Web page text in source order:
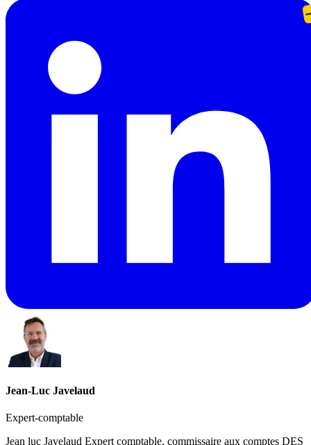
Jean-Luc Javelaud
Expert-comptable
Jean luc Javelaud Expert comptable, commissaire aux comptes DES